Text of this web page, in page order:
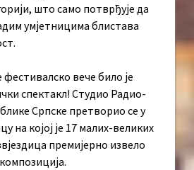
што само потврђује да
умјетницима блистава
вече било је
спектакл! Студио Радио-
Српске претворио се у
на којој је 17 малих-великих
премијерно извело